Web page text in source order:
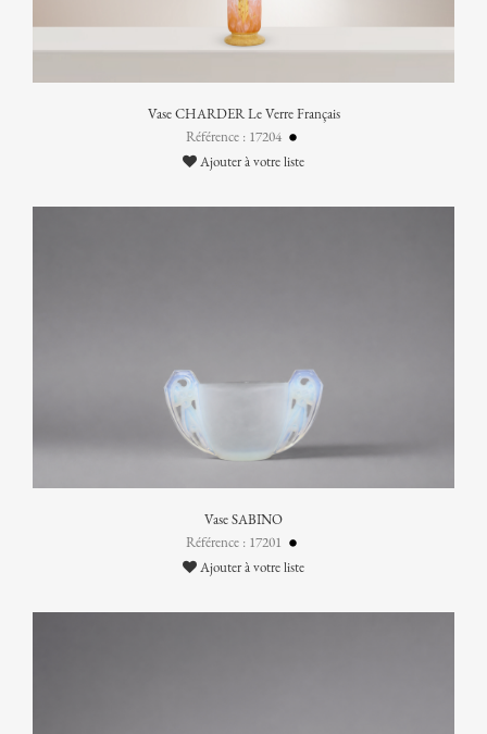
Vase CHARDER Le Verre Français
Référence : 17204
Ajouter à votre liste
Vase SABINO
Référence : 17201
Ajouter à votre liste